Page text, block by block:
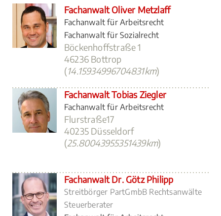
Fachanwalt Oliver Metzlaff
Fachanwalt für Arbeitsrecht
Fachanwalt für Sozialrecht
Böckenhoffstraße 1
46236 Bottrop
(14.15934996704831km)
Fachanwalt Tobias Ziegler
Fachanwalt für Arbeitsrecht
Flurstraße17
40235 Düsseldorf
(25.80043955351439km)
Fachanwalt Dr. Götz Philipp
Streitbörger PartGmbB Rechtsanwälte
Steuerberater